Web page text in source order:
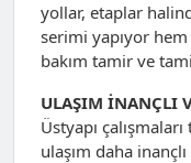
yollar, etaplar
serimi yapıyor
bakım tamir ve
ULAŞIM İNANÇLI
Üstyapı
ulaşım daha